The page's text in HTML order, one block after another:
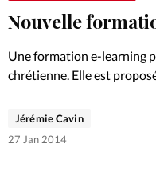
Nouvelle
Une formation e-learning
chrétienne. Elle est
Jérémie Cavin
27 Jan 2014